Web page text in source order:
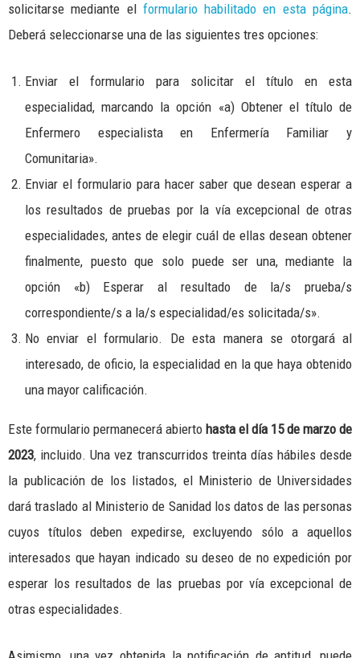
solicitarse mediante el formulario habilitado en esta página.
Deberá seleccionarse una de las siguientes tres opciones:
Enviar el formulario para solicitar el título en esta
especialidad, marcando la opción «a) Obtener el título de
Enfermero especialista en Enfermería Familiar y
Comunitaria».
Enviar el formulario para hacer saber que desean esperar a
los resultados de pruebas por la vía excepcional de otras
especialidades, antes de elegir cuál de ellas desean obtener
finalmente, puesto que solo puede ser una, mediante la
opción «b) Esperar al resultado de la/s prueba/s
correspondiente/s a la/s especialidad/es solicitada/s».
No enviar el formulario. De esta manera se otorgará al
interesado, de oficio, la especialidad en la que haya obtenido
una mayor calificación.
Este formulario permanecerá abierto hasta el día 15 de marzo de
2023, incluido. Una vez transcurridos treinta días hábiles desde
la publicación de los listados, el Ministerio de Universidades
dará traslado al Ministerio de Sanidad los datos de las personas
cuyos títulos deben expedirse, excluyendo sólo a aquellos
interesados que hayan indicado su deseo de no expedición por
esperar los resultados de las pruebas por vía excepcional de
otras especialidades.